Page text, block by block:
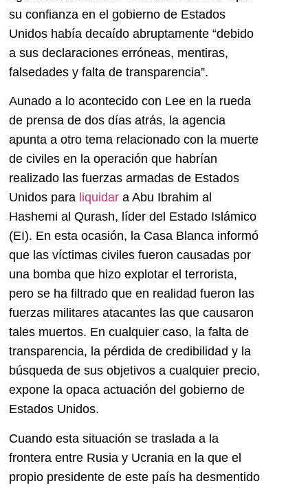
su confianza en el gobierno de Estados
Unidos había decaído abruptamente “debido
a sus declaraciones erróneas, mentiras,
falsedades y falta de transparencia”.
Aunado a lo acontecido con Lee en la rueda
de prensa de dos días atrás, la agencia
apunta a otro tema relacionado con la muerte
de civiles en la operación que habrían
realizado las fuerzas armadas de Estados
Unidos para liquidar a Abu Ibrahim al
Hashemi al Qurash, líder del Estado Islámico
(EI). En esta ocasión, la Casa Blanca informó
que las víctimas civiles fueron causadas por
una bomba que hizo explotar el terrorista,
pero se ha filtrado que en realidad fueron las
fuerzas militares atacantes las que causaron
tales muertos. En cualquier caso, la falta de
transparencia, la pérdida de credibilidad y la
búsqueda de sus objetivos a cualquier precio,
expone la opaca actuación del gobierno de
Estados Unidos.
Cuando esta situación se traslada a la
frontera entre Rusia y Ucrania en la que el
propio presidente de este país ha desmentido